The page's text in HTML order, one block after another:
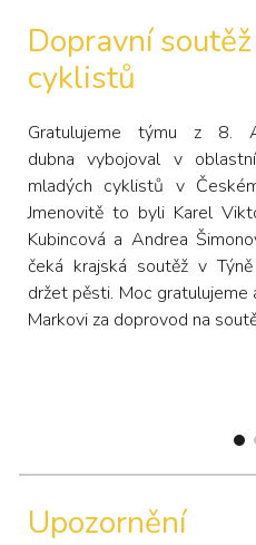
Dopravní
cyklistů
Gratulujeme týmu z
dubna vybojoval v
mladých cyklistů v
Jmenovitě to byli Karel
Kubincová a Andrea
čeká krajská soutěž v
držet pěsti. Moc gratulujeme
Markovi za doprovod na
Upozornění